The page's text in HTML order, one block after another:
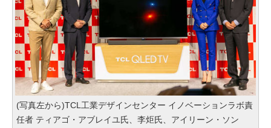
(写真左から)TCL工業デザインセンター イノベーションラボ責
任者 ティアゴ・アブレイユ氏、李炬氏、アイリーン・ソン